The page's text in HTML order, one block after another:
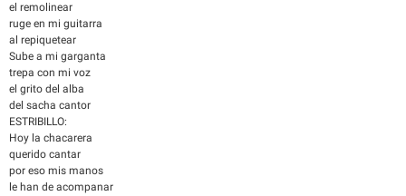
el remolinear
ruge en mi guitarra
al repiquetear
Sube a mi garganta
trepa con mi voz
el grito del alba
del sacha cantor
ESTRIBILLO:
Hoy la chacarera
querido cantar
por eso mis manos
le han de acompanar